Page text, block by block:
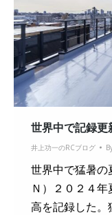
世界中で記録更
井上功一のRCブログ
世界中で猛暑の
Ｎ）２０２４
高を記録した。